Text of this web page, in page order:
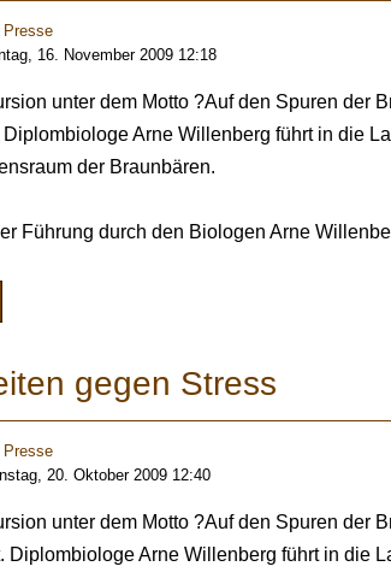
Presse
16. November 2009 12:18
unter dem Motto ?Auf den Spuren der
Diplombiologe Arne Willenberg führt in die
der Braunbären.
Führung durch den Biologen Arne
gegen Stress
Presse
20. Oktober 2009 12:40
unter dem Motto ?Auf den Spuren der
Diplombiologe Arne Willenberg führt in die